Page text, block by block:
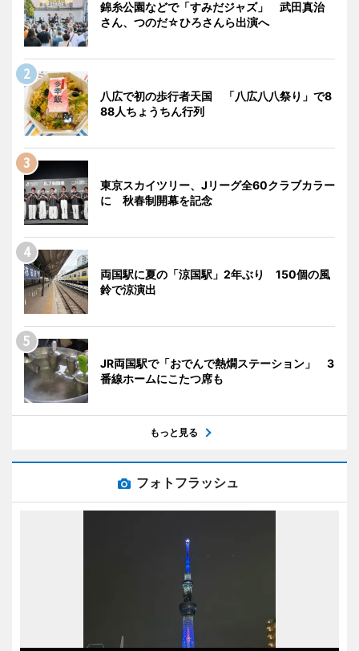
錦糸公園などで「すみだジャズ」 武田真治
さん、つのだ☆ひろさんら出演へ
八広で初の歩行者天国 「八広八八祭り」で8
88人ちょうちん行列
東京スカイツリー、Jリーグ全60クラブカラー
に 秋春制開幕を記念
両国駅に夏の「涼国駅」2年ぶり 150個の風
鈴で涼演出
JR両国駅で「おでんで熱燗ステーション」 3
番線ホームにこたつ席も
もっと見る
フォトフラッシュ